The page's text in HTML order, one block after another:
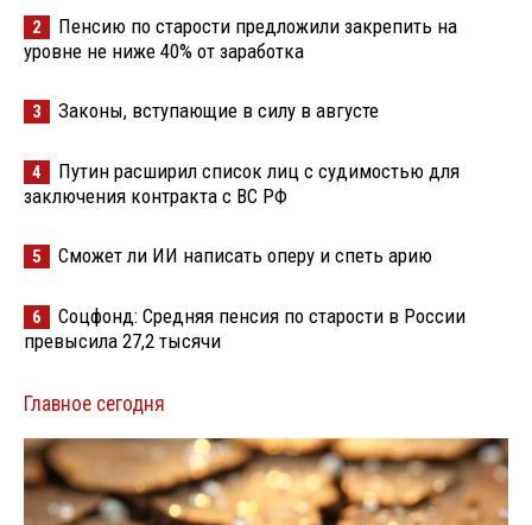
2
Пенсию по старости предложили закрепить на
уровне не ниже 40% от заработка
3 Законы, вступающие в силу в августе
4
Путин расширил список лиц с судимостью для
заключения контракта с ВС РФ
5 Сможет ли ИИ написать оперу и спеть арию
6
Соцфонд: Средняя пенсия по старости в России
превысила 27,2 тысячи
Главное сегодня